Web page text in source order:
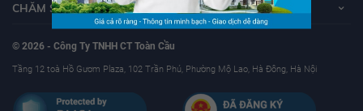
CHĂM SÓC KHÁCH HÀNG
© 2026 - Công Ty TNHH CT Toàn Cầu
Tầng 12 toà Hồ Gươm Plaza, 102 Trần Phú, Phường Mộ Lao, Hà Đông, Hà Nội